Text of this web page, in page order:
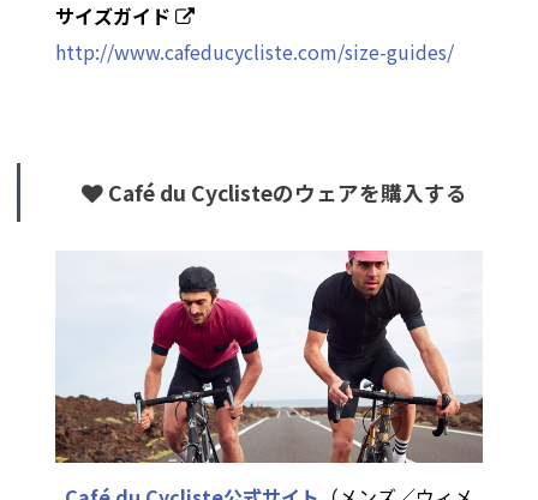
サイズガイド
http://www.cafeducycliste.com/size-guides/
Café du Cyclisteのウェアを購入する